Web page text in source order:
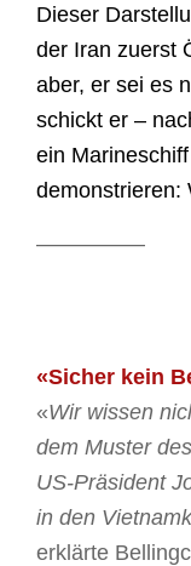
Dieser
der Iran zuerst
aber, er sei es
schickt er –
ein
demonstrieren:
—————
«Sicher kein
«Wir wissen
dem Muster des
US-Präsident
in den
erklärte